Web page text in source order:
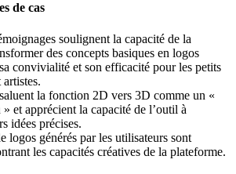
de cas
soulignent la capacité de la
des concepts basiques en logos
convivialité et son efficacité pour les petits
artistes.
la fonction 2D vers 3D comme un «
et apprécient la capacité de l’outil à
idées précises.
logos générés par les utilisateurs sont
les capacités créatives de la plateforme.